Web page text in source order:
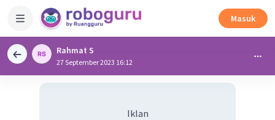
Masuk
Rahmat S
27 September 2023 16:12
Iklan